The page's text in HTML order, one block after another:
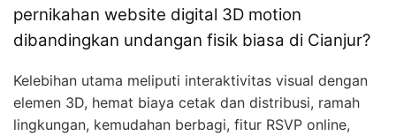
pernikahan website digital 3D motion
dibandingkan undangan fisik biasa di Cianjur?
Kelebihan utama meliputi interaktivitas visual dengan
elemen 3D, hemat biaya cetak dan distribusi, ramah
lingkungan, kemudahan berbagi, fitur RSVP online,